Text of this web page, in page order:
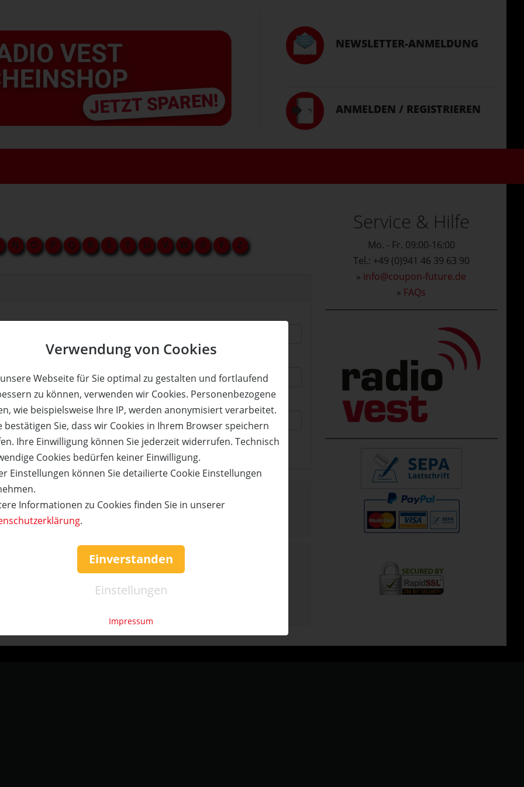
Verwendung von Cookies
Webseite für Sie optimal zu gestalten und fortlaufend
zu können, verwenden wir Cookies. Personenbezogene
wie beispielsweise Ihre IP, werden anonymisiert verarbeitet.
bestätigen Sie, dass wir Cookies in Ihrem Browser speichern
Ihre Einwilligung können Sie jederzeit widerrufen. Technisch
Cookies bedürfen keiner Einwilligung.
Einstellungen können Sie detailierte Cookie Einstellungen
Informationen zu Cookies finden Sie in unserer
.
Einverstanden
Einstellungen
Impressum
NEWSLETTER-ANMELDUNG
ANMELDEN / REGISTRIEREN
N O P Q R S T U V W X Y Z
Team-Challange
Service & Hilfe
Mo. - Fr. 09:00-16:00
Tel.: +49 (0)941 46 39 63 90
» info@coupon-future.de
» FAQs